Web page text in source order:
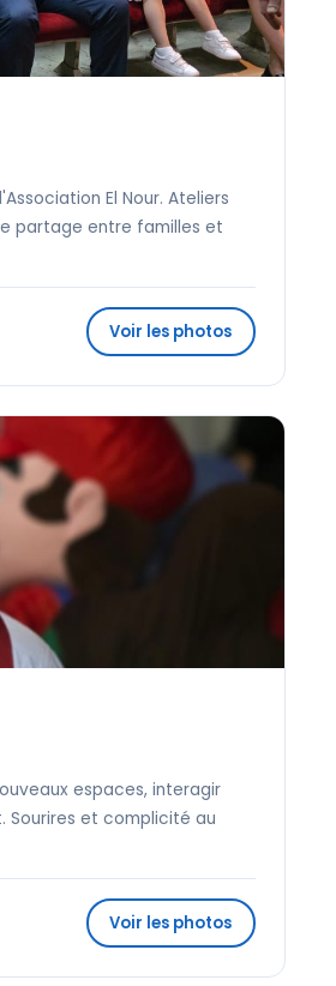
El Nour. Ateliers
partage entre familles et
Voir les photos
espaces, interagir
Sourires et complicité au
Voir les photos